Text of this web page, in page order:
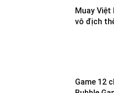
Muay Việt
vô địch
Game 12